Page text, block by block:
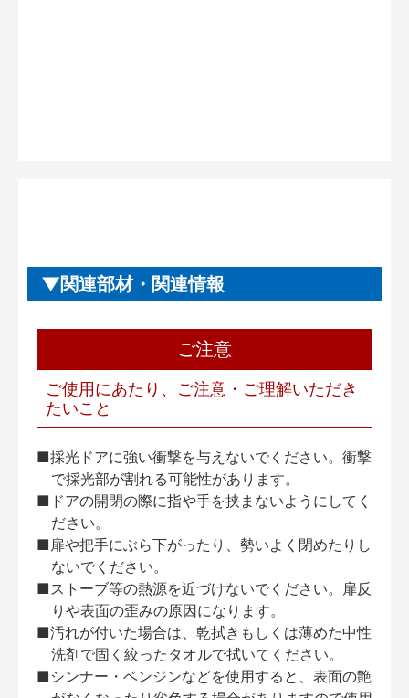
関連部材・関連情報
ご注意
ご使用にあたり、ご注意・ご理解いただき
たいこと
■採光ドアに強い衝撃を与えないでください。衝撃
で採光部が割れる可能性があります。
■ドアの開閉の際に指や手を挟まないようにしてく
ださい。
■扉や把手にぶら下がったり、勢いよく閉めたりし
ないでください。
■ストーブ等の熱源を近づけないでください。扉反
りや表面の歪みの原因になります。
■汚れが付いた場合は、乾拭きもしくは薄めた中性
洗剤で固く絞ったタオルで拭いてください。
■シンナー・ベンジンなどを使用すると、表面の艶